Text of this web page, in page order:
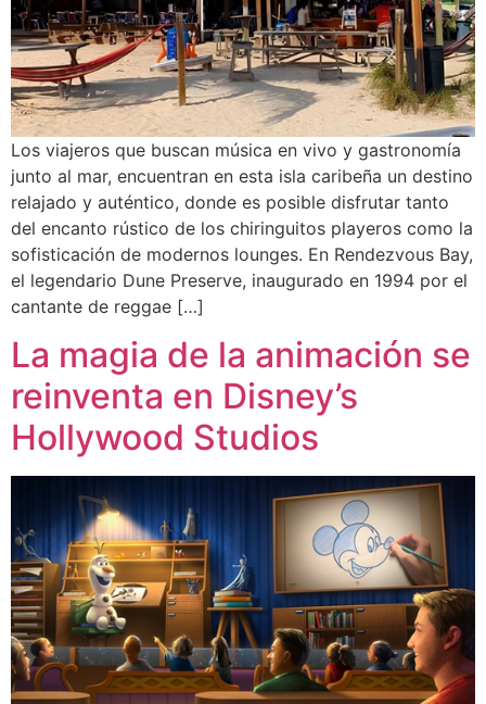
Los viajeros que buscan música en vivo y gastronomía
junto al mar, encuentran en esta isla caribeña un destino
relajado y auténtico, donde es posible disfrutar tanto
del encanto rústico de los chiringuitos playeros como la
sofisticación de modernos lounges. En Rendezvous Bay,
el legendario Dune Preserve, inaugurado en 1994 por el
cantante de reggae […]
La magia de la animación se
reinventa en Disney’s
Hollywood Studios